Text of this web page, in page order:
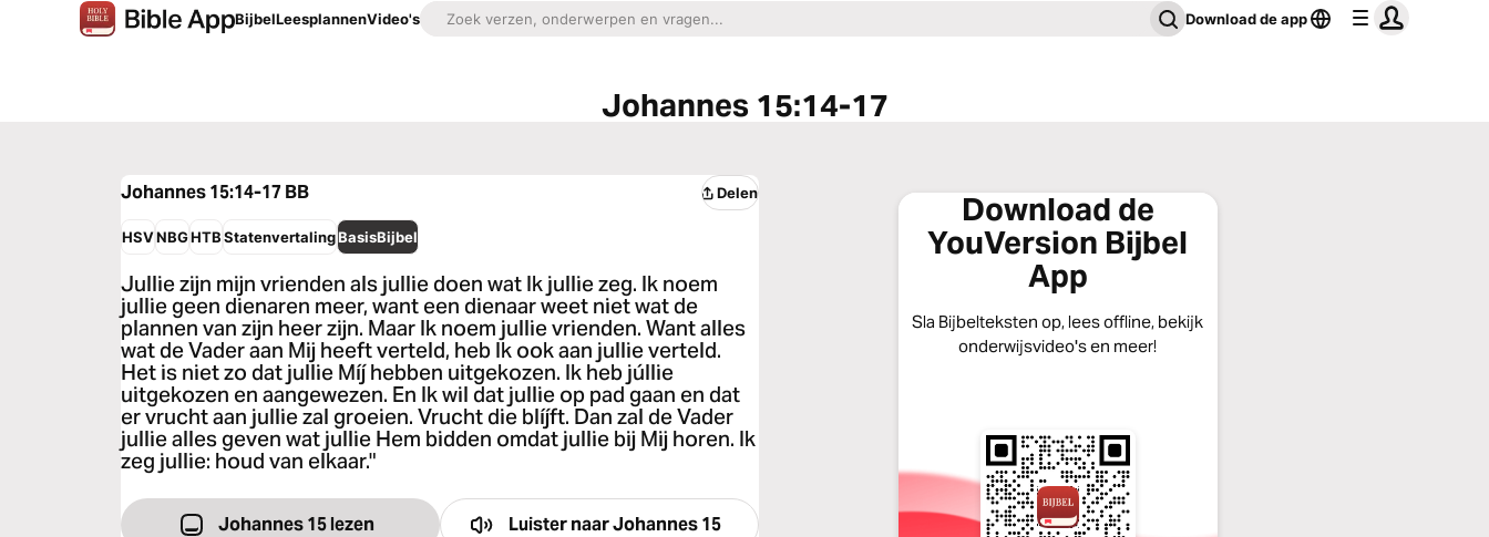
BijbelLeesplannenVideo's Download de app
Johannes 15:14-17
Johannes 15:14-17 BB Delen
HSVNBGHTB StatenvertalingBasisBijbel
Jullie zijn mijn vrienden als jullie doen wat Ik jullie zeg. Ik noem
jullie geen dienaren meer, want een dienaar weet niet wat de
plannen van zijn heer zijn. Maar Ik noem jullie vrienden. Want alles
wat de Vader aan Mij heeft verteld, heb Ik ook aan jullie verteld.
Het is niet zo dat jullie Míj hebben uitgekozen. Ik heb júllie
uitgekozen en aangewezen. En Ik wil dat jullie op pad gaan en dat
er vrucht aan jullie zal groeien. Vrucht die blíjft. Dan zal de Vader
jullie alles geven wat jullie Hem bidden omdat jullie bij Mij horen. Ik
zeg jullie: houd van elkaar."
Johannes 15 lezen Luister naarJohannes 15
Download de
YouVersion Bijbel
App
Sla Bijbelteksten op, lees offline, bekijk
onderwijsvideo's en meer!